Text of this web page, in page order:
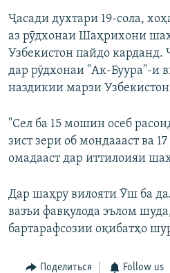
Ҷасади духтари 19-сола,
аз рӯдхонаи Шаҳрихони
Узбекистон пайдо карданд.
дар рӯдхонаи "Ак-Буура"-и
наздикии марзи
"Сел ба 15 мошин осеб
зист зери об мондаааст ва
омадааст дар иттилоияи
Дар шаҳру вилояти Ӯш ба
вазъи фавқулода эълом
бартарафсозии оқибатҳо
Поделиться Follow us